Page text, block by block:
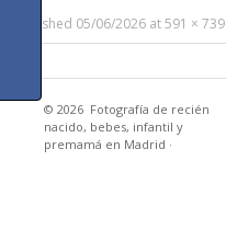
Published 05/06/2026 at591 × 739
© 2026 Fotografía de recién
nacido, bebes, infantil y
premamá en Madrid ·